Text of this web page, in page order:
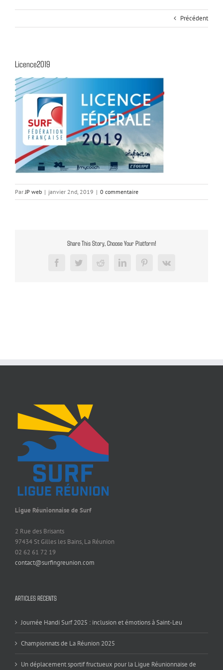
Précédent
Licence2019
Par JP web | janvier 2nd, 2019 | 0 commentaire
Share This Story, Choose Your Platform!
FacebookTwitterRedditLinkedInPinterest
Vk
Ligue Réunionnaise de Surf
2 Rue des Brisants
97434 St Gilles les Bains, La Réunion
02 62 61 72 19
contact@surfingreunion.com
ARTICLES RÉCENTS
Journée Handi Surf 2025 : inclusion et émotions à Saint-Leu
Championnats de La Réunion 2025
Un déplacement sportif fructueux pour la Ligue Réunionnaise de